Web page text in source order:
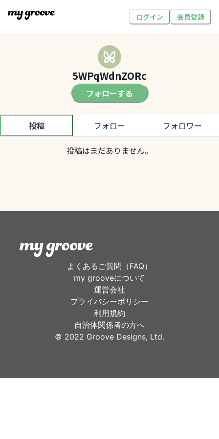
ログイン 会員登録
5WPqWdnZORc
フォローする
投稿 フォロー フォロワー
投稿はまだありません。
よくあるご質問（FAQ）
my grooveについて
運営会社
プライバシーポリシー
利用規約
自治体関係者の方へ
©︎ 2022 Groove Designs, Ltd.